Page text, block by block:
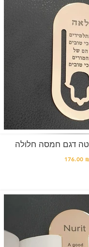
דגם חמסה חלולה
176.00